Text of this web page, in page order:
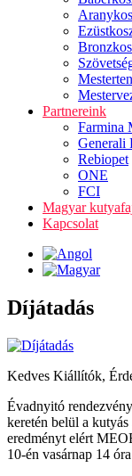
Partnereink
Farmina
Generali
Rebiopet
ONE
FCI
Magyar
Kapcsolat
Díjátadás
Kedves Kiállítók,
Évadnyitó
keretén belül a
eredményt elért
10-én vasárnap 14